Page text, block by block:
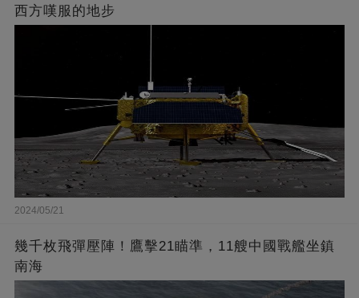
西方嘆服的地步
2024/05/21
幾千枚飛彈壓陣！鷹擊21瞄準，11艘中國戰艦坐鎮
南海